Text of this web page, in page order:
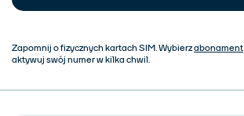
Zapomnij o fizycznych kartach SIM. Wybierzabonament
aktywuj swój numer w kilka chwil.